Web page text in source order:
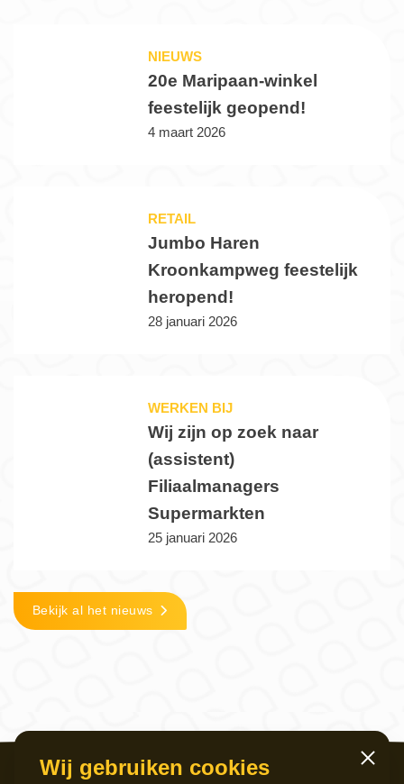
NIEUWS
20e Maripaan-winkel
feestelijk geopend!
4 maart 2026
RETAIL
Jumbo Haren
Kroonkampweg feestelijk
heropend!
28 januari 2026
WERKEN BIJ
Wij zijn op zoek naar
(assistent)
Filiaalmanagers
Supermarkten
25 januari 2026
Bekijk al het nieuws
Wij gebruiken cookies